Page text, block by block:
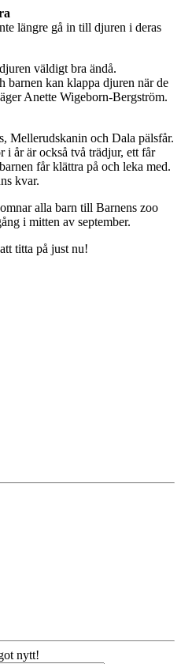
längre gå in till djuren i deras
väldigt bra ändå.
barnen kan klappa djuren när de
Anette Wigeborn-Bergström.
Mellerudskanin och Dala pälsfår.
i år är också två trädjur, ett får
får klättra på och leka med.
kvar.
alla barn till Barnens zoo
i mitten av september.
titta på just nu!
nytt!